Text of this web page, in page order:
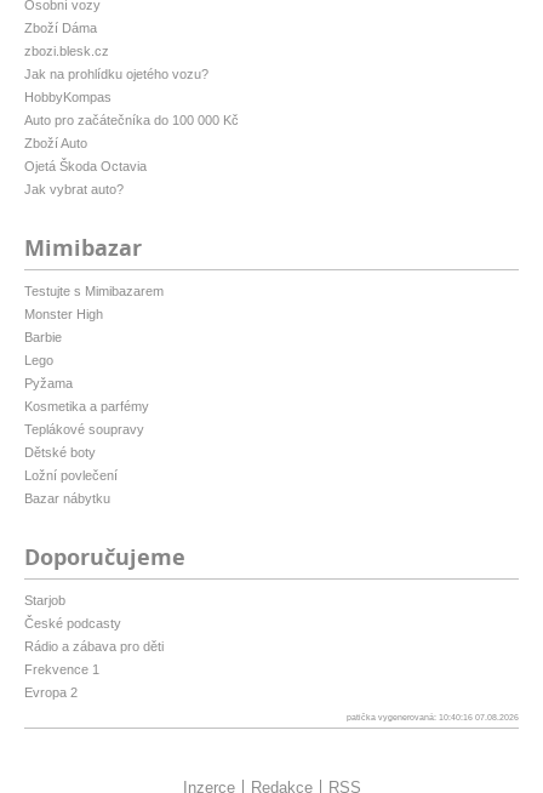
Osobní vozy
Zboží Dáma
zbozi.blesk.cz
Jak na prohlídku ojetého vozu?
HobbyKompas
Auto pro začátečníka do 100 000 Kč
Zboží Auto
Ojetá Škoda Octavia
Jak vybrat auto?
Mimibazar
Testujte s Mimibazarem
Monster High
Barbie
Lego
Pyžama
Kosmetika a parfémy
Teplákové soupravy
Dětské boty
Ložní povlečení
Bazar nábytku
Doporučujeme
Starjob
České podcasty
Rádio a zábava pro děti
Frekvence 1
Evropa 2
patička vygenerovaná: 10:40:16 07.08.2026
Inzerce Redakce RSS